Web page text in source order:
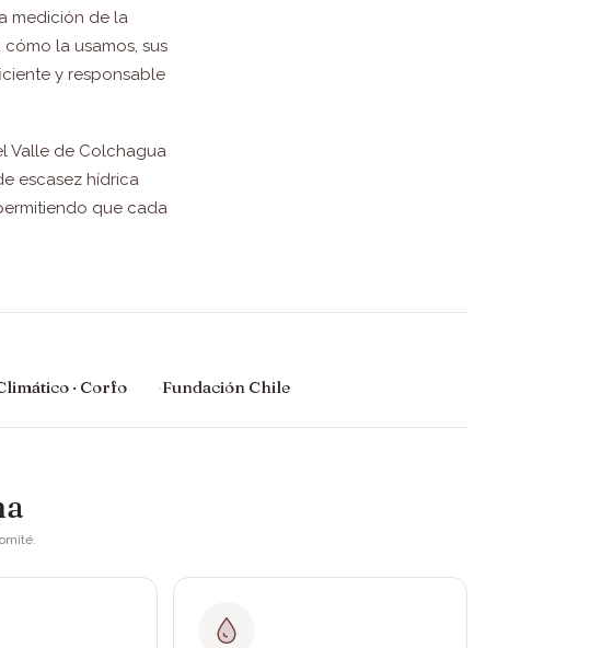
medición de la
la usamos, sus
y responsable
Valle de Colchagua
escasez hídrica
que cada
· Corfo Fundación Chile